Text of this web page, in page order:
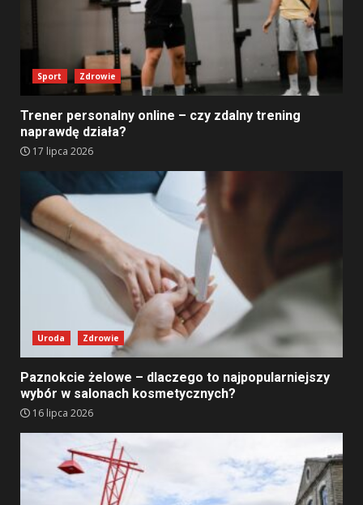
Sport Zdrowie
Trener personalny online – czy zdalny trening
naprawdę działa?
17 lipca 2026
Uroda Zdrowie
Paznokcie żelowe – dlaczego to najpopularniejszy
wybór w salonach kosmetycznych?
16 lipca 2026